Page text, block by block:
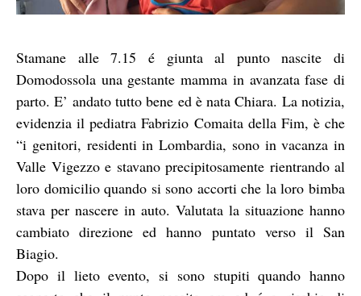
Stamane alle 7.15 é giunta al punto nascite di
Domodossola una gestante mamma in avanzata fase di
parto. E’ andato tutto bene ed è nata Chiara. La notizia,
evidenzia il pediatra Fabrizio Comaita della Fim, è che
“i genitori, residenti in Lombardia, sono in vacanza in
Valle Vigezzo e stavano precipitosamente rientrando al
loro domicilio quando si sono accorti che la loro bimba
stava per nascere in auto. Valutata la situazione hanno
cambiato direzione ed hanno puntato verso il San
Biagio.
Dopo il lieto evento, si sono stupiti quando hanno